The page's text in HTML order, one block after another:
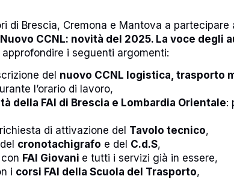
di Brescia, Cremona e Mantova a partecipare
CCNL: novità del 2025. La voce degli
approfondire i seguenti argomenti:
del nuovo CCNL logistica, trasporto
l’orario di lavoro,
della FAI di Brescia e Lombardia Orientale:
di attivazione del Tavolo tecnico,
cronotachigrafo e del C.d.S,
FAI Giovani e tutti i servizi già in essere,
i corsi FAI della Scuola del Trasporto,